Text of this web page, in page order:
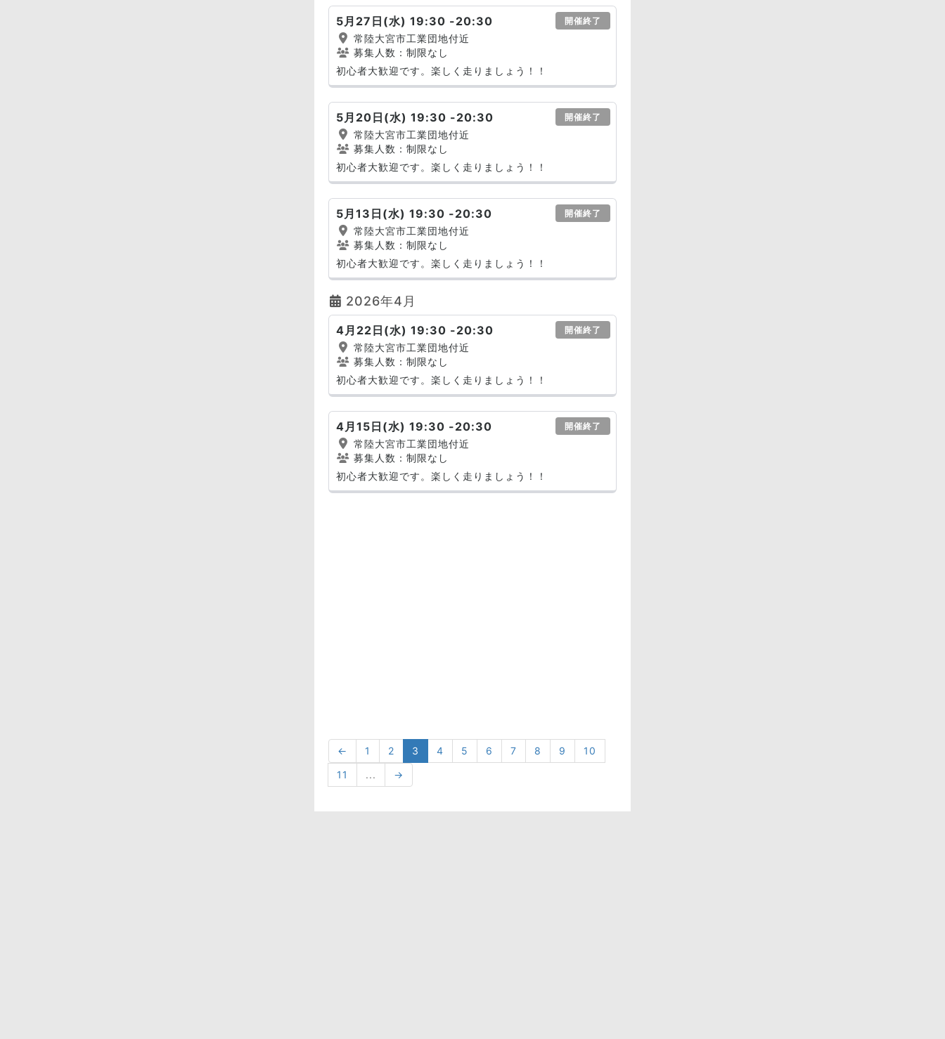
5月27日(水) 19:30 -20:30 開催終了
常陸大宮市工業団地付近
募集人数：制限なし
初心者大歓迎です。楽しく走りましょう！！
5月20日(水) 19:30 -20:30 開催終了
常陸大宮市工業団地付近
募集人数：制限なし
初心者大歓迎です。楽しく走りましょう！！
5月13日(水) 19:30 -20:30 開催終了
常陸大宮市工業団地付近
募集人数：制限なし
初心者大歓迎です。楽しく走りましょう！！
2026年4月
4月22日(水) 19:30 -20:30 開催終了
常陸大宮市工業団地付近
募集人数：制限なし
初心者大歓迎です。楽しく走りましょう！！
4月15日(水) 19:30 -20:30 開催終了
常陸大宮市工業団地付近
募集人数：制限なし
初心者大歓迎です。楽しく走りましょう！！
← 1 2 3 4 5 6 7 8 9
10
11
... →